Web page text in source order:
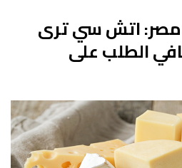
مصر: اتش سي ترى
الطلب على